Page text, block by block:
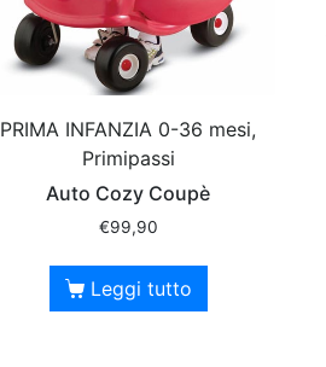
PRIMA INFANZIA 0-36 mesi,
Primipassi
Auto Cozy Coupè
€99,90
Leggi tutto